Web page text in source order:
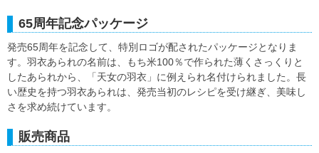
65周年記念パッケージ
発売65周年を記念して、特別ロゴが配されたパッケージとなりま
す。羽衣あられの名前は、もち米100％で作られた薄くさっくりと
したあられから、「天女の羽衣」に例えられ名付けられました。長
い歴史を持つ羽衣あられは、発売当初のレシピを受け継ぎ、美味し
さを求め続けています。
販売商品